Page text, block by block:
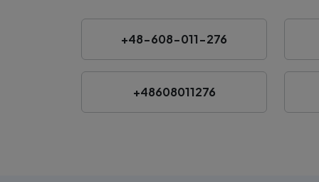
+48-608-011-276
+48608011276